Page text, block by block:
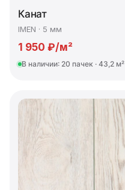
Канат
IMEN · 5 мм
1 950 ₽/м²
В наличии: 20 пачек · 43,2 м²